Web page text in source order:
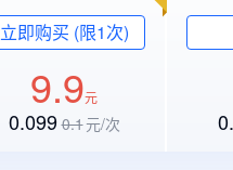
立即购买 (限1次)
9.9元
0.099 0.1元/次